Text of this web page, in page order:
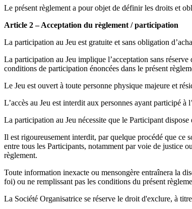
Le présent règlement a pour objet de définir les droits et
Article 2 – Acceptation du règlement / participation
La participation au Jeu est gratuite et sans obligation
La participation au Jeu implique l’acceptation sans
conditions de participation énoncées dans le présent
Le Jeu est ouvert à toute personne physique majeure et
L’accès au Jeu est interdit aux personnes ayant participé
La participation au Jeu nécessite que le Participant
Il est rigoureusement interdit, par quelque procédé que ce
entre tous les Participants, notamment par voie de justice
règlement.
Toute information inexacte ou mensongère entraînera la
foi) ou ne remplissant pas les conditions du présent
La Société Organisatrice se réserve le droit d'exclure, à